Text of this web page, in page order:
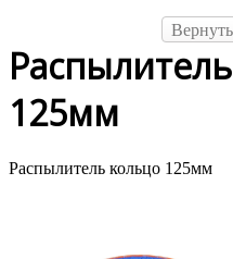
125мм
Распылитель кольцо 125мм